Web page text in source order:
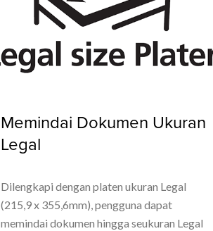
Memindai Dokumen Ukuran
Legal
Dilengkapi dengan platen ukuran Legal
(215,9 x 355,6mm), pengguna dapat
memindai dokumen hingga seukuran Legal